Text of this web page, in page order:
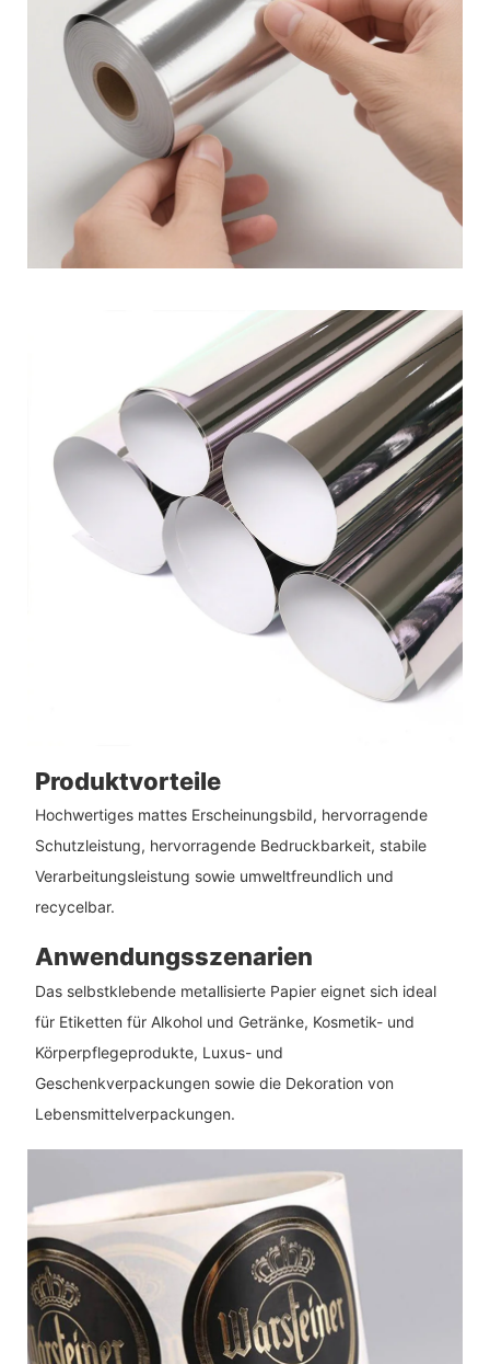
Produktvorteile
Hochwertiges mattes Erscheinungsbild, hervorragende
Schutzleistung, hervorragende Bedruckbarkeit, stabile
Verarbeitungsleistung sowie umweltfreundlich und
recycelbar.
Anwendungsszenarien
Das selbstklebende metallisierte Papier eignet sich ideal
für Etiketten für Alkohol und Getränke, Kosmetik- und
Körperpflegeprodukte, Luxus- und
Geschenkverpackungen sowie die Dekoration von
Lebensmittelverpackungen.